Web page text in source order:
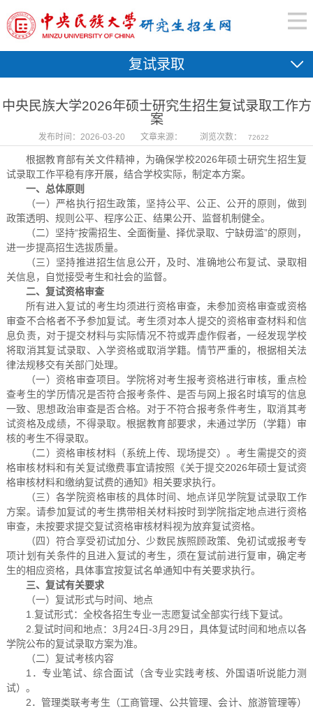
复试录取
中央民族大学2026年硕士研究生招生复试录取工作方
案
发布时间：2026-03-20 文章来源： 浏览次数： 72622
根据教育部有关文件精神，为确保学校2026年硕士研究生招生复
试录取工作平稳有序开展，结合学校实际，制定本方案。
一、总体原则
（一）严格执行招生政策，坚持公平、公正、公开的原则，做到
政策透明、规则公平、程序公正、结果公开、监督机制健全。
（二）坚持“按需招生、全面衡量、择优录取、宁缺毋滥”的原则，
进一步提高招生选拔质量。
（三）坚持推进招生信息公开，及时、准确地公布复试、录取相
关信息，自觉接受考生和社会的监督。
二、复试资格审查
所有进入复试的考生均须进行资格审查，未参加资格审查或资格
审查不合格者不予参加复试。考生须对本人提交的资格审查材料和信
息负责，对于提交材料与实际情况不符或弄虚作假者，一经发现学校
将取消其复试录取、入学资格或取消学籍。情节严重的，根据相关法
律法规移交有关部门处理。
（一）资格审查项目。学院将对考生报考资格进行审核，重点检
查考生的学历情况是否符合报考条件、是否与网上报名时填写的信息
一致、思想政治审查是否合格。对于不符合报考条件考生，取消其考
试资格及成绩，不得录取。根据教育部要求，未通过学历（学籍）审
核的考生不得录取。
（二）资格审核材料（系统上传、现场提交）。考生需提交的资
格审核材料和有关复试缴费事宜请按照《关于提交2026年硕士复试资
格审核材料和缴纳复试费的通知》相关要求执行。
（三）各学院资格审核的具体时间、地点详见学院复试录取工作
方案。请参加复试的考生携带相关材料按时到学院指定地点进行资格
审查，未按要求提交复试资格审核材料视为放弃复试资格。
（四）符合享受初试加分、少数民族照顾政策、免初试或报考专
项计划有关条件的且进入复试的考生，须在复试前进行复审，确定考
生的相应资格，具体事宜按复试名单通知中有关要求执行。
三、复试有关要求
（一）复试形式与时间、地点
1.复试形式：全校各招生专业一志愿复试全部实行线下复试。
2.复试时间和地点：3月24日-3月29日，具体复试时间和地点以各
学院公布的复试录取方案为准。
（二）复试考核内容
1．专业笔试、综合面试（含专业实践考核、外国语听说能力测
试）。
2．管理类联考考生（工商管理、公共管理、会计、旅游管理等）